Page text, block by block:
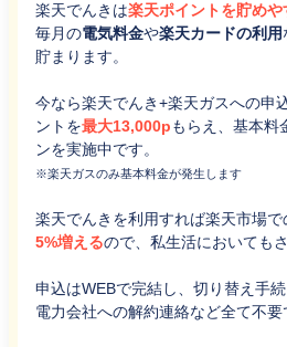
楽天でんきは楽天ポイントを貯めや
毎月の電気料金や楽天カードの利用
貯まります。
今なら楽天でんき+楽天ガスへの申
ントを最大13,000p もらえ、基本料
ンを実施中です。
※楽天ガスのみ基本料金が発生します
楽天でんきを利用すれば楽天市場で
5%増えるので、私生活においても
申込はWEBで完結し、切り替え手
電力会社への解約連絡など全て不要